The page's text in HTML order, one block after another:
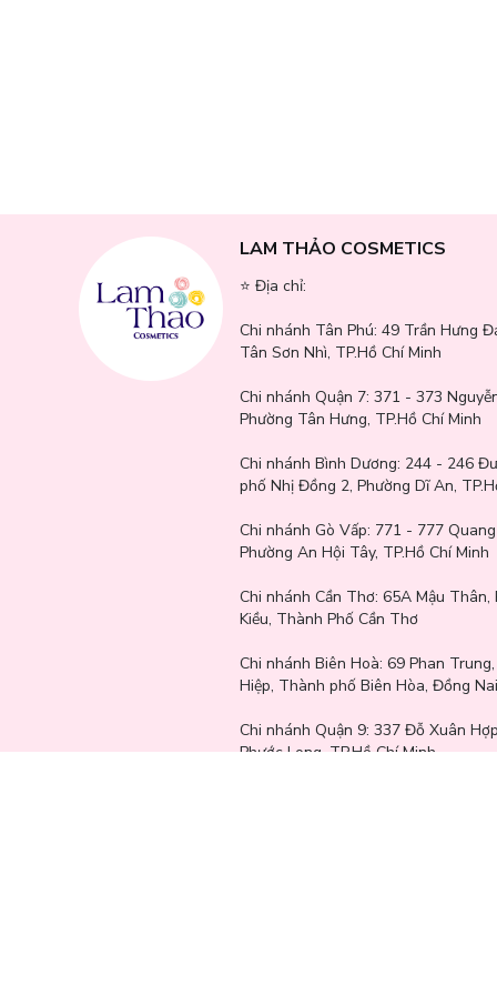
LAM THẢO COSMETICS
⭐️ Địa chỉ:
Chi nhánh Tân Phú: 49 Trần Hưng
Tân Sơn Nhì, TP.Hồ Chí Minh
Chi nhánh Quận 7: 371 - 373
Phường Tân Hưng, TP.Hồ Chí Minh
Chi nhánh Bình Dương: 244 - 246
phố Nhị Đồng 2, Phường Dĩ An,
Chi nhánh Gò Vấp: 771 - 777
Phường An Hội Tây, TP.Hồ Chí Minh
Chi nhánh Cần Thơ: 65A Mậu Thân,
Kiều, Thành Phố Cần Thơ
Chi nhánh Biên Hoà: 69 Phan
Hiệp, Thành phố Biên Hòa, Đồng Nai
Chi nhánh Quận 9: 337 Đỗ Xuân
Phước Long, TP.Hồ Chí Minh